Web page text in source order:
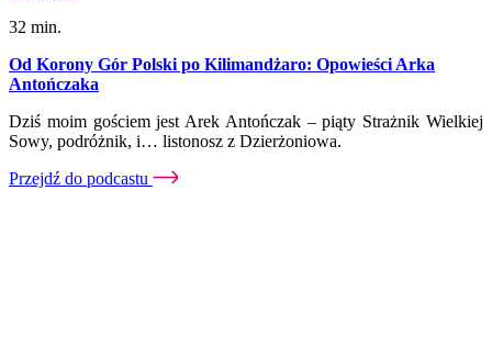
32 min.
Od Korony Gór Polski po Kilimandżaro: Opowieści Arka
Antończaka
Dziś moim gościem jest Arek Antończak – piąty Strażnik Wielkiej
Sowy, podróżnik, i… listonosz z Dzierżoniowa.
Przejdź do podcastu